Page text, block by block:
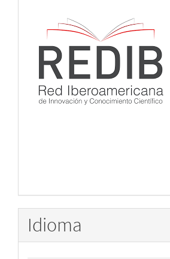
Idioma